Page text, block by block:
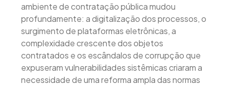
ambiente de contratação pública mudou
profundamente: a digitalização dos processos, o
surgimento de plataformas eletrônicas, a
complexidade crescente dos objetos
contratados e os escândalos de corrupção que
expuseram vulnerabilidades sistêmicas criaram a
necessidade de uma reforma ampla das normas